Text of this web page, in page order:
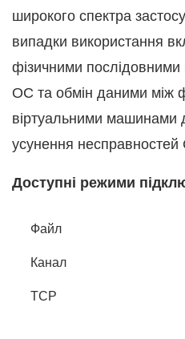
широкого спектра
випадки використання
фізичними послідовними
ОС та обмін даними між
віртуальними машинами
усунення несправностей
Доступні режими
Файл
Канал
TCP